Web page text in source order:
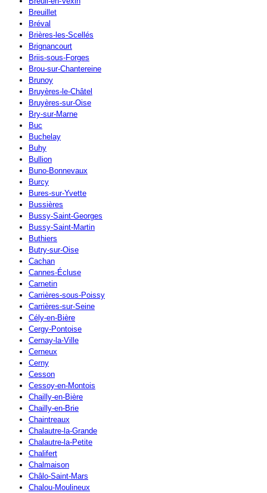
Breuillet
Bréval
Brières-les-Scellés
Brignancourt
Briis-sous-Forges
Brou-sur-Chantereine
Brunoy
Bruyères-le-Châtel
Bruyères-sur-Oise
Bry-sur-Marne
Buc
Buchelay
Buhy
Bullion
Buno-Bonnevaux
Burcy
Bures-sur-Yvette
Bussières
Bussy-Saint-Georges
Bussy-Saint-Martin
Buthiers
Butry-sur-Oise
Cachan
Cannes-Écluse
Carnetin
Carrières-sous-Poissy
Carrières-sur-Seine
Cély-en-Bière
Cergy-Pontoise
Cernay-la-Ville
Cerneux
Cerny
Cesson
Cessoy-en-Montois
Chailly-en-Bière
Chailly-en-Brie
Chaintreaux
Chalautre-la-Grande
Chalautre-la-Petite
Chalifert
Chalmaison
Châlo-Saint-Mars
Chalou-Moulineux